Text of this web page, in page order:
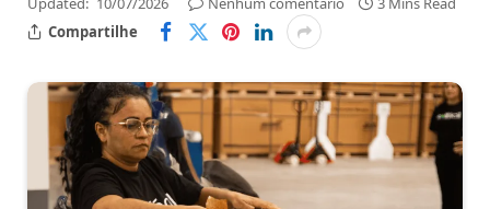
Compartilhe